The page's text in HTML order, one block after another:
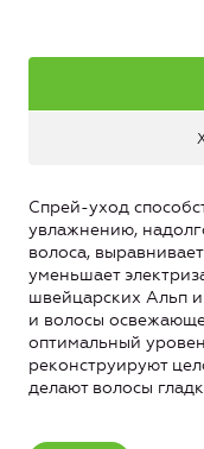
Спрей-уход
увлажнению,
волоса,
уменьшает
швейцарских Альп
и волосы
оптимальный
реконструируют
делают волосы